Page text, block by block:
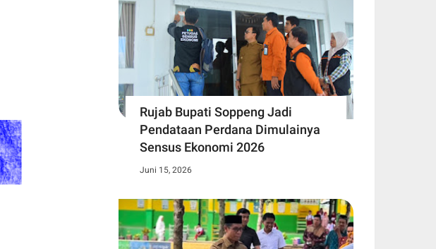
Rujab Bupati Soppeng Jadi
Pendataan Perdana Dimulainya
Sensus Ekonomi 2026
Juni 15, 2026